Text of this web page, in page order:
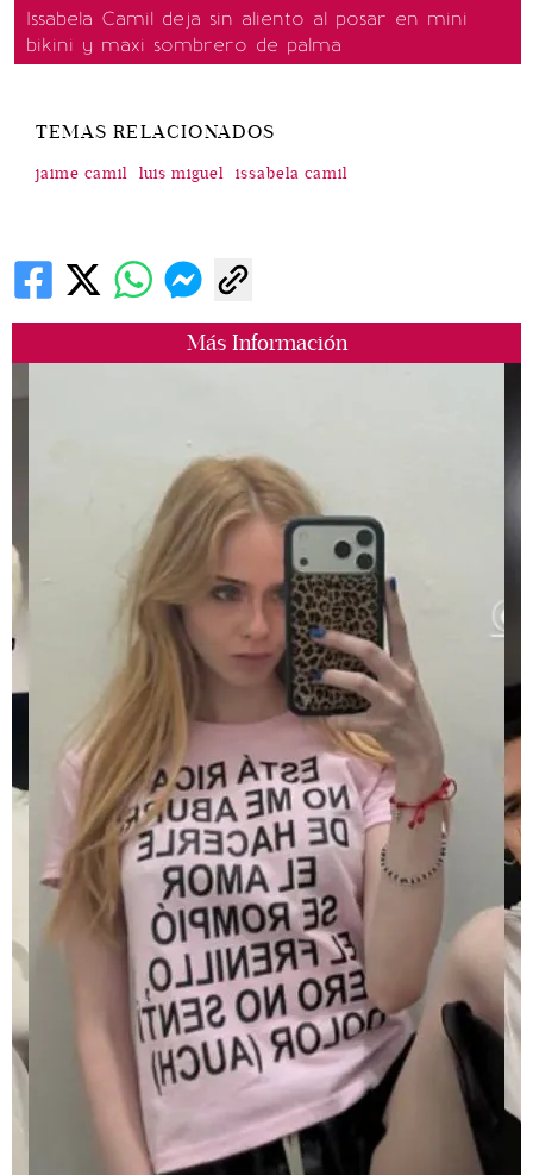
Más Información
Issabela Camil deja sin aliento al posar en mini
bikini y maxi sombrero de palma
TEMAS RELACIONADOS
jaime camil luis miguel issabela camil